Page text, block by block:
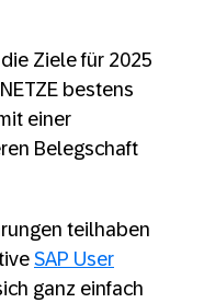
Ziele für 2025
bestens
einer
Belegschaft
teilhaben
SAP User
ganz einfach